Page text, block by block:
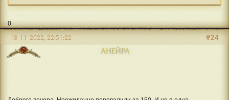
0
АНЕЙРА
#24
18-11-2022, 22:51:22